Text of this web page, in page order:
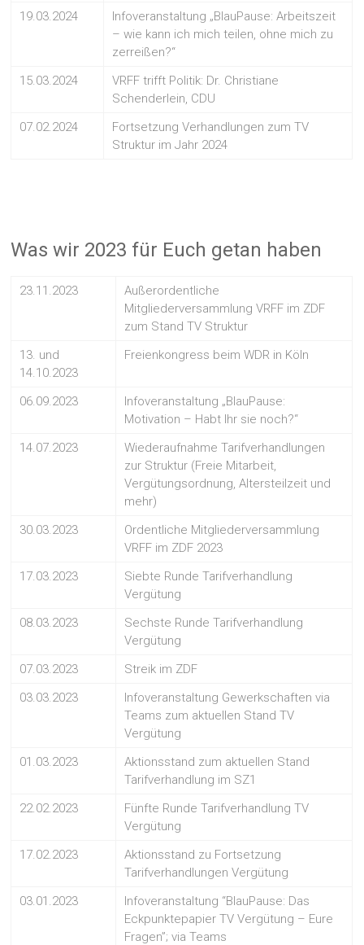
19.03.2024
Infoveranstaltung „BlauPause: Arbeitszeit
– wie kann ich mich teilen, ohne mich zu
zerreißen?“
15.03.2024
VRFF trifft Politik: Dr. Christiane
Schenderlein, CDU
07.02.2024
Fortsetzung Verhandlungen zum TV
Struktur im Jahr 2024
Was wir 2023 für Euch getan haben
23.11.2023
Außerordentliche
Mitgliederversammlung VRFF im ZDF
zum Stand TV Struktur
13. und
14.10.2023
Freienkongress beim WDR in Köln
06.09.2023
Infoveranstaltung „BlauPause:
Motivation – Habt Ihr sie noch?“
14.07.2023
Wiederaufnahme Tarifverhandlungen
zur Struktur (Freie Mitarbeit,
Vergütungsordnung, Altersteilzeit und
mehr)
30.03.2023
Ordentliche Mitgliederversammlung
VRFF im ZDF 2023
17.03.2023
Siebte Runde Tarifverhandlung
Vergütung
08.03.2023
Sechste Runde Tarifverhandlung
Vergütung
07.03.2023
Streik im ZDF
03.03.2023
Infoveranstaltung Gewerkschaften via
Teams zum aktuellen Stand TV
Vergütung
01.03.2023
Aktionsstand zum aktuellen Stand
Tarifverhandlung im SZ1
22.02.2023
Fünfte Runde Tarifverhandlung TV
Vergütung
17.02.2023
Aktionsstand zu Fortsetzung
Tarifverhandlungen Vergütung
03.01.2023
Infoveranstaltung “BlauPause: Das
Eckpunktepapier TV Vergütung – Eure
Fragen”; via Teams